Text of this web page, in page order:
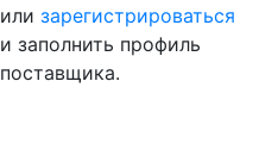
или зарегистрироваться
и заполнить профиль
поставщика.